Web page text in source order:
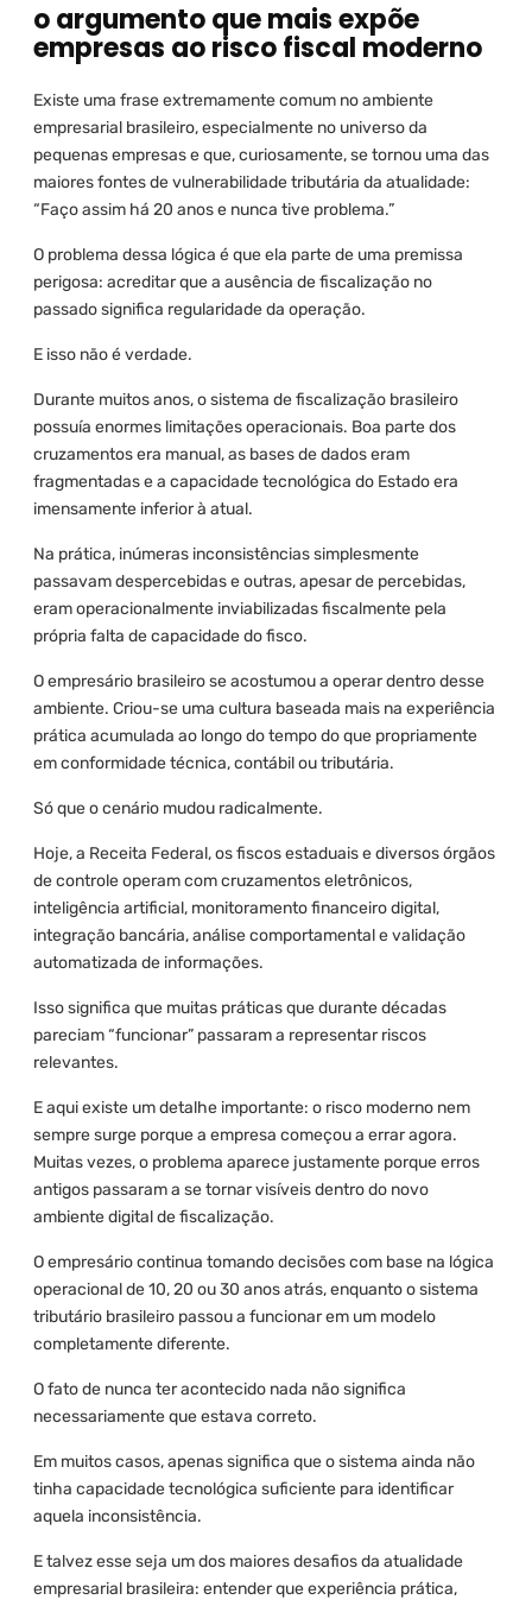
o argumento que mais expõe
empresas ao risco fiscal moderno
Existe uma frase extremamente comum no ambiente
empresarial brasileiro, especialmente no universo da
pequenas empresas e que, curiosamente, se tornou uma das
maiores fontes de vulnerabilidade tributária da atualidade:
“Faço assim há 20 anos e nunca tive problema.”
O problema dessa lógica é que ela parte de uma premissa
perigosa: acreditar que a ausência de fiscalização no
passado significa regularidade da operação.
E isso não é verdade.
Durante muitos anos, o sistema de fiscalização brasileiro
possuía enormes limitações operacionais. Boa parte dos
cruzamentos era manual, as bases de dados eram
fragmentadas e a capacidade tecnológica do Estado era
imensamente inferior à atual.
Na prática, inúmeras inconsistências simplesmente
passavam despercebidas e outras, apesar de percebidas,
eram operacionalmente inviabilizadas fiscalmente pela
própria falta de capacidade do fisco.
O empresário brasileiro se acostumou a operar dentro desse
ambiente. Criou-se uma cultura baseada mais na experiência
prática acumulada ao longo do tempo do que propriamente
em conformidade técnica, contábil ou tributária.
Só que o cenário mudou radicalmente.
Hoje, a Receita Federal, os fiscos estaduais e diversos órgãos
de controle operam com cruzamentos eletrônicos,
inteligência artificial, monitoramento financeiro digital,
integração bancária, análise comportamental e validação
automatizada de informações.
Isso significa que muitas práticas que durante décadas
pareciam “funcionar” passaram a representar riscos
relevantes.
E aqui existe um detalhe importante: o risco moderno nem
sempre surge porque a empresa começou a errar agora.
Muitas vezes, o problema aparece justamente porque erros
antigos passaram a se tornar visíveis dentro do novo
ambiente digital de fiscalização.
O empresário continua tomando decisões com base na lógica
operacional de 10, 20 ou 30 anos atrás, enquanto o sistema
tributário brasileiro passou a funcionar em um modelo
completamente diferente.
O fato de nunca ter acontecido nada não significa
necessariamente que estava correto.
Em muitos casos, apenas significa que o sistema ainda não
tinha capacidade tecnológica suficiente para identificar
aquela inconsistência.
E talvez esse seja um dos maiores desafios da atualidade
empresarial brasileira: entender que experiência prática,